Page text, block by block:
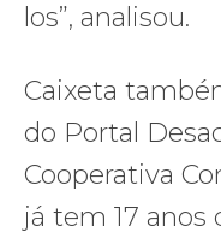
los”, analisou.
Caixeta
do Portal
Cooperativa
já tem 17 anos